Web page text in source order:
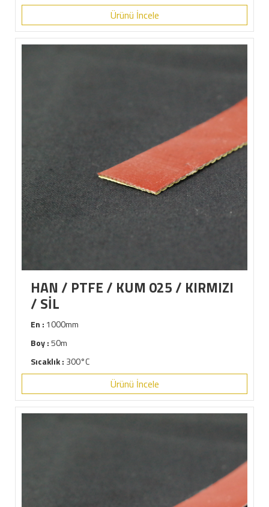
Ürünü İncele
HAN / PTFE / KUM 025 / KIRMIZI
/ SİL
En : 1000mm
Boy :50m
Sıcaklık : 300°C
Ürünü İncele